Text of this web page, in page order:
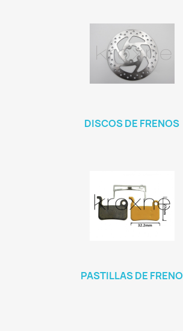
DISCOS DE FRENOS
PASTILLAS DE FRENO